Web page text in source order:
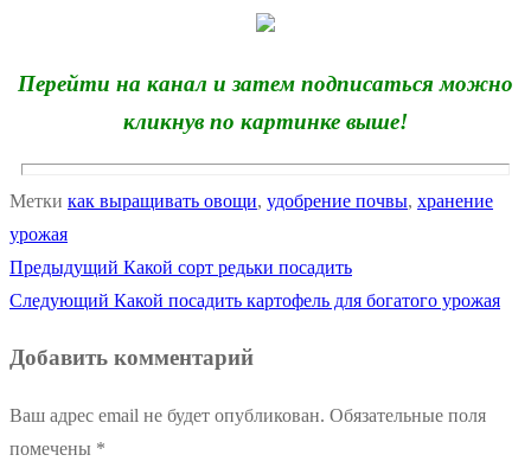
Перейти на канал и затем подписаться можно
кликнув по картинке выше!
Метки как выращивать овощи, удобрение почвы, хранение
урожая
Навигация
записям
Предыдущий Предыдущая
запись:
Какой сорт редьки посадить
Следующий Следующая
Какой посадить картофель для богатого урожая
Добавить комментарий
Ваш адрес email не будет опубликован. Обязательные поля
помечены *